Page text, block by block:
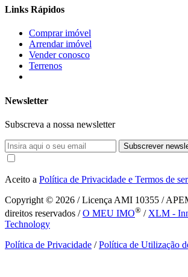
Links Rápidos
Comprar imóvel
Arrendar imóvel
Vender conosco
Terrenos
Newsletter
Subscreva a nossa newsletter
Subscrever
Aceito a Política de Privacidade e Termos de
Copyright © 2026 / Licença AMI 10355 /
direitos reservados /O MEU IMO® / XLM -
Technology
Política de Privacidade /Política de Utilização